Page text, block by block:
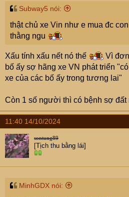
Subway5 nói:
thật chủ xe Vin như e mua đc
thằng ngu
Xấu tính xấu nết nó thế
Vì
bố ấy sợ hãng xe VN phát triển
xe của các bố ấy trong tương lai"
Còn 1 số người thì có bệnh sợ
11:40 14/10/2024
sontung89
[Tịch thu bằng lái]
MinhGDX nói: